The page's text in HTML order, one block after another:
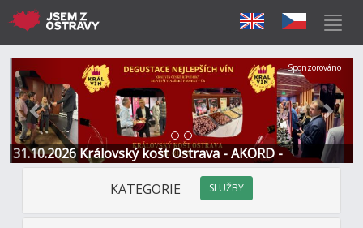
31.10.2026 Královský košt Ostrava - AKORD -
Restaurace a Hotel
Předchozí Další
Sponzorováno
KATEGORIE SLUŽBY